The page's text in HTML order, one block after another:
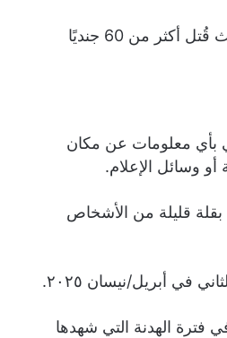
وعلى وجه الخصوص، أدار الحداد عملية الاستيلاء على قاعدة “ناحال عوز” العسكرية، حيث قُتل أكثر من 60 جنديًا
سابقة قدرها 750 ألف دولار لمن يدلي بأي معلومات عن مكان
أو وسائل الإعلام.
بقلة قليلة من الأشخاص
في فترة الهدنة التي شهدها